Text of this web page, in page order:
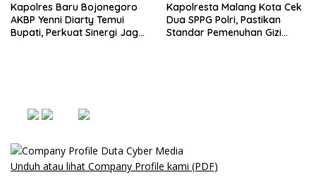
Kapolres Baru Bojonegoro
AKBP Yenni Diarty Temui
Bupati, Perkuat Sinergi Jaga
Kapolresta Malang Kota Cek
Dua SPPG Polri, Pastikan
Standar Pemenuhan Gizi
Unduh atau lihat Company Profile kami (PDF)